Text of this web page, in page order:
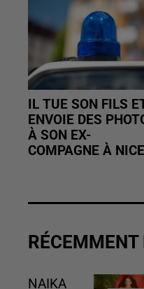
IL TUE SON FILS
ENVOIE DES
À SON EX-
COMPAGNE À NICE
RÉCEMMENT
NAIKA